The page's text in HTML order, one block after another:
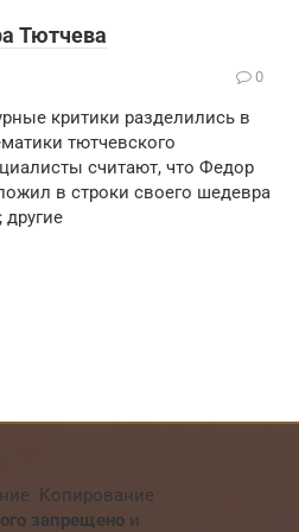
Тютчева
0
критики разделились в
тютчевского
считают, что Федор
в строки своего шедевра
Копирование
запрещено и